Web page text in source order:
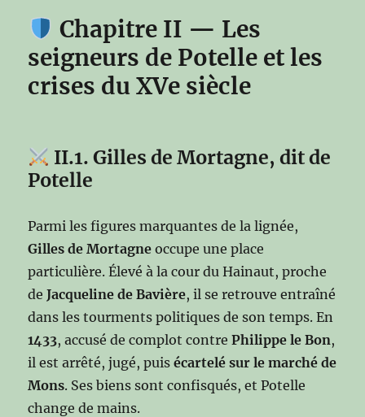
Chapitre II — Les
seigneurs de Potelle et les
crises du XVe siècle
II.1. Gilles de Mortagne, dit de
Potelle
Parmi les figures marquantes de la lignée,
Gilles de Mortagne occupe une place
particulière. Élevé à la cour du Hainaut, proche
deJacqueline de Bavière, il se retrouve entraîné
dans les tourments politiques de son temps. En
1433, accusé de complot contrePhilippe le Bon,
il est arrêté, jugé, puisécartelé sur le marché de
Mons. Ses biens sont confisqués, et Potelle
change de mains.